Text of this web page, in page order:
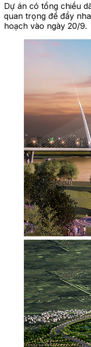
Dự án có tổng chiều
quan trọng để đẩy
hoạch vào ngày 20/9.